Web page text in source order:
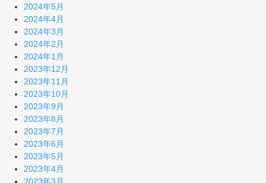
2024年5月
2024年4月
2024年3月
2024年2月
2024年1月
2023年12月
2023年11月
2023年10月
2023年9月
2023年8月
2023年7月
2023年6月
2023年5月
2023年4月